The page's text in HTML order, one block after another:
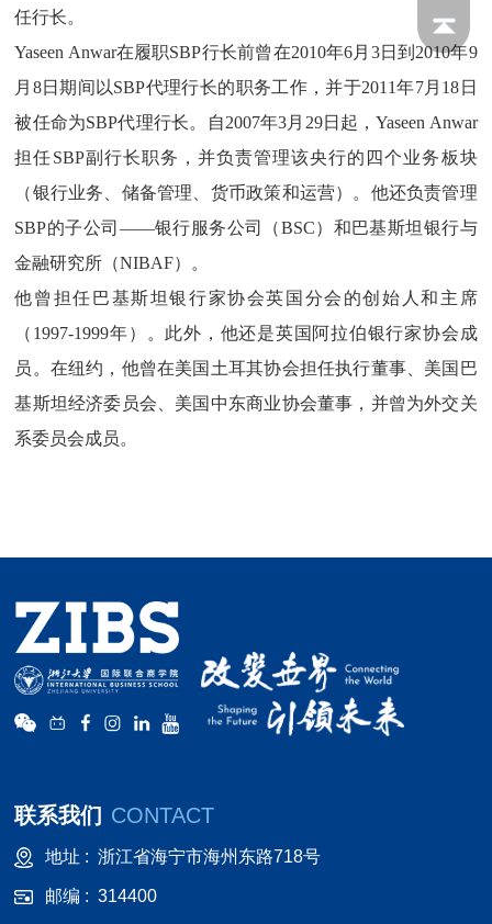
任行长。
Yaseen Anwar在履职SBP行长前曾在2010年6月3日到2010年9
月8日期间以SBP代理行长的职务工作，并于2011年7月18日
被任命为SBP代理行长。自2007年3月29日起，Yaseen Anwar
担任SBP副行长职务，并负责管理该央行的四个业务板块
（银行业务、储备管理、货币政策和运营）。他还负责管理
SBP的子公司——银行服务公司（BSC）和巴基斯坦银行与
金融研究所（NIBAF）。
他曾担任巴基斯坦银行家协会英国分会的创始人和主席
（1997-1999年）。此外，他还是英国阿拉伯银行家协会成
员。在纽约，他曾在美国土耳其协会担任执行董事、美国巴
基斯坦经济委员会、美国中东商业协会董事，并曾为外交关
系委员会成员。
联系我们 CONTACT
地址 :浙江省海宁市海州东路718号
邮编 :314400